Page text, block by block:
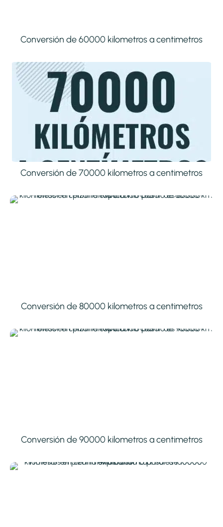
Conversión de 60000 kilometros a centimetros
Conversión de 70000 kilometros a centimetros
Conversión de 80000 kilometros a centimetros
Conversión de 90000 kilometros a centimetros